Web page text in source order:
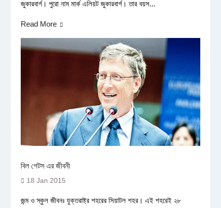
জুকারবার্গ। পুরো নাম মার্ক এলিয়ট জুকারবার্গ। তার বয়স...
Read More
বিল গেটস এর জীবনী
18 Jan 2015
জন্ম ও স্কুল জীবনঃ যুক্তরাষ্ট্র শহরের সিয়াটল শহর। এই শহরেই ২৮